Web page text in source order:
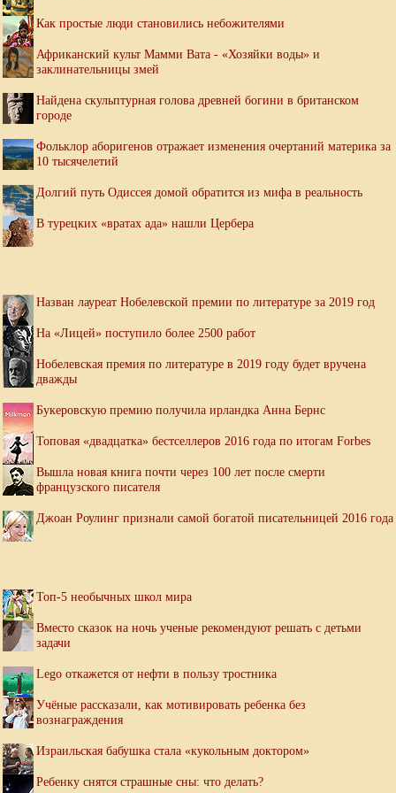
Как простые люди становились небожителями
Африканский культ Мамми Вата - «Хозяйки воды» и
заклинательницы змей
Найдена скульптурная голова древней богини в британском
городе
Фольклор аборигенов отражает изменения очертаний материка за
10 тысячелетий
Долгий путь Одиссея домой обратится из мифа в реальность
В турецких «вратах ада» нашли Цербера
Назван лауреат Нобелевской премии по литературе за 2019 год
На «Лицей» поступило более 2500 работ
Нобелевская премия по литературе в 2019 году будет вручена
дважды
Букеровскую премию получила ирландка Анна Бернс
Топовая «двадцатка» бестселлеров 2016 года по итогам Forbes
Вышла новая книга почти через 100 лет после смерти
французского писателя
Джоан Роулинг признали самой богатой писательницей 2016 года
Топ-5 необычных школ мира
Вместо сказок на ночь ученые рекомендуют решать с детьми
задачи
Lego откажется от нефти в пользу тростника
Учёные рассказали, как мотивировать ребенка без
вознаграждения
Израильская бабушка стала «кукольным доктором»
Ребенку снятся страшные сны: что делать?